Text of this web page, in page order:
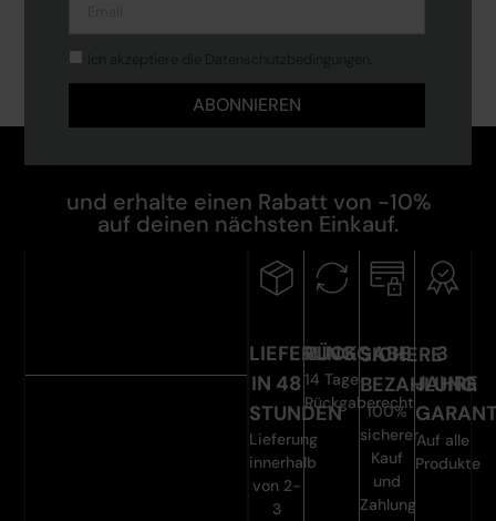
und erhalte einen Rabatt von -10%
auf deinen nächsten Einkauf.
ABONNIEREN
LIEFERUNG
IN 48
STUNDEN
Lieferung
innerhalb
von 2-
3
RÜCKGABE
14 Tage
Rückgaberecht
SICHERE
BEZAHLUNG
100%
sicherer
Kauf
und
Zahlung
3
JAHRE
Auf alle
Produkte